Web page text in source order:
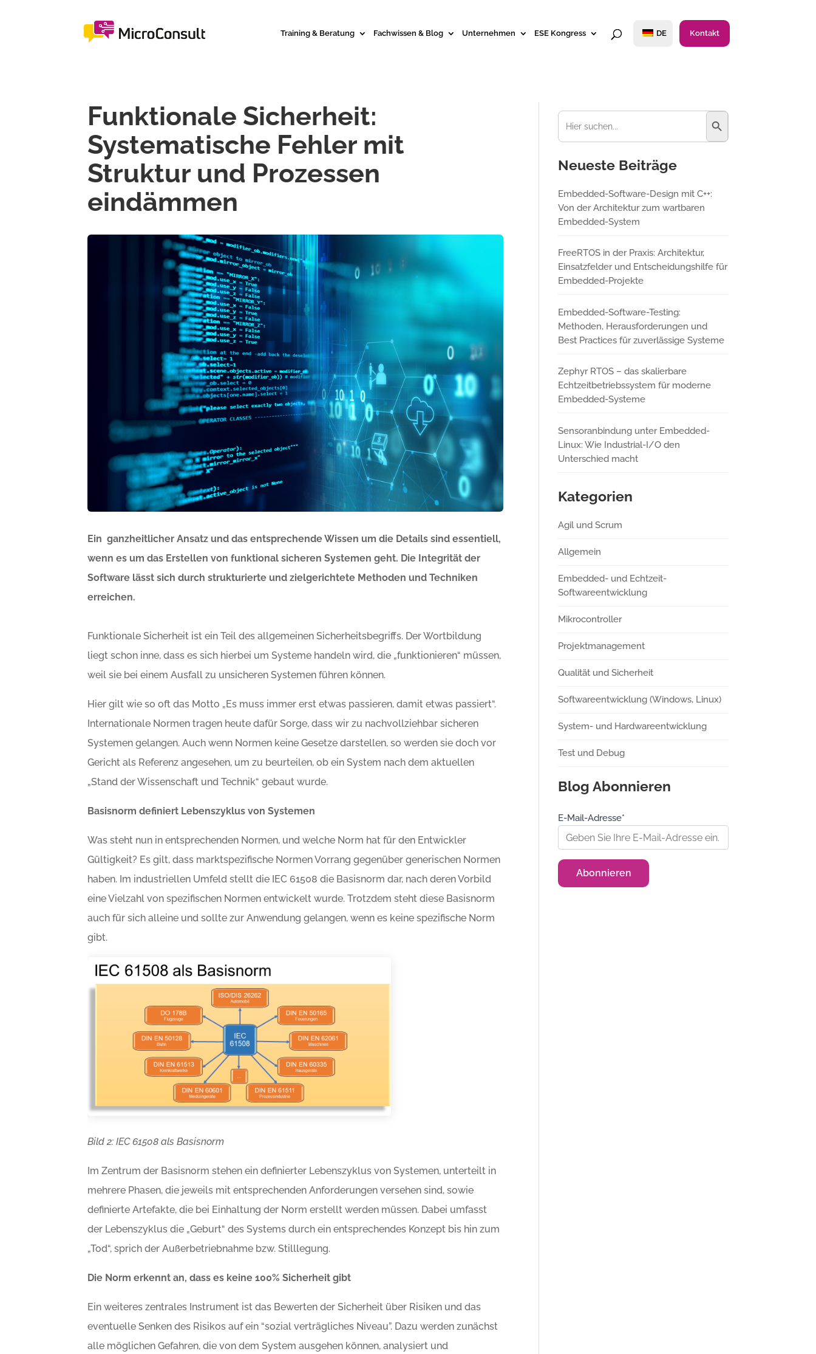
Training & Beratung Fachwissen & Blog Unternehmen ESE Kongress DE Kontakt
Funktionale Sicherheit:
Systematische Fehler mit
Struktur und Prozessen
eindämmen
Ein ganzheitlicher Ansatz und das entsprechende Wissen um die Details sind essentiell,
wenn es um das Erstellen von funktional sicheren Systemen geht. Die Integrität der
Software lässt sich durch strukturierte und zielgerichtete Methoden und Techniken
erreichen.
Funktionale Sicherheit ist ein Teil des allgemeinen Sicherheitsbegriffs. Der Wortbildung
liegt schon inne, dass es sich hierbei um Systeme handeln wird, die „funktionieren“ müssen,
weil sie bei einem Ausfall zu unsicheren Systemen führen können.
Hier gilt wie so oft das Motto „Es muss immer erst etwas passieren, damit etwas passiert“.
Internationale Normen tragen heute dafür Sorge, dass wir zu nachvollziehbar sicheren
Systemen gelangen. Auch wenn Normen keine Gesetze darstellen, so werden sie doch vor
Gericht als Referenz angesehen, um zu beurteilen, ob ein System nach dem aktuellen
„Stand der Wissenschaft und Technik“ gebaut wurde.
Basisnorm definiert Lebenszyklus von Systemen
Was steht nun in entsprechenden Normen, und welche Norm hat für den Entwickler
Gültigkeit? Es gilt, dass marktspezifische Normen Vorrang gegenüber generischen Normen
haben. Im industriellen Umfeld stellt die IEC 61508 die Basisnorm dar, nach deren Vorbild
eine Vielzahl von spezifischen Normen entwickelt wurde. Trotzdem steht diese Basisnorm
auch für sich alleine und sollte zur Anwendung gelangen, wenn es keine spezifische Norm
gibt.
Bild 2: IEC 61508 als Basisnorm
Im Zentrum der Basisnorm stehen ein definierter Lebenszyklus von Systemen, unterteilt in
mehrere Phasen, die jeweils mit entsprechenden Anforderungen versehen sind, sowie
definierte Artefakte, die bei Einhaltung der Norm erstellt werden müssen. Dabei umfasst
der Lebenszyklus die „Geburt“ des Systems durch ein entsprechendes Konzept bis hin zum
„Tod“, sprich der Außerbetriebnahme bzw. Stilllegung.
Die Norm erkennt an, dass es keine 100% Sicherheit gibt
Ein weiteres zentrales Instrument ist das Bewerten der Sicherheit über Risiken und das
eventuelle Senken des Risikos auf ein “sozial verträgliches Niveau”. Dazu werden zunächst
alle möglichen Gefahren, die von dem System ausgehen können, analysiert und
Suchen
nach:
Suchschaltfläche
Neueste Beiträge
Embedded-Software-Design mit C++:
Von der Architektur zum wartbaren
Embedded-System
FreeRTOS in der Praxis: Architektur,
Einsatzfelder und Entscheidungshilfe für
Embedded-Projekte
Embedded-Software-Testing:
Methoden, Herausforderungen und
Best Practices für zuverlässige Systeme
Zephyr RTOS – das skalierbare
Echtzeitbetriebssystem für moderne
Embedded-Systeme
Sensoranbindung unter Embedded-
Linux: Wie Industrial-I/O den
Unterschied macht
Kategorien
Agil und Scrum
Allgemein
Embedded- und Echtzeit-
Softwareentwicklung
Mikrocontroller
Projektmanagement
Qualität und Sicherheit
Softwareentwicklung (Windows, Linux)
System- und Hardwareentwicklung
Test und Debug
Blog Abonnieren
E-Mail-Adresse*